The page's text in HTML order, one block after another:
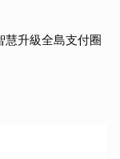
慧升級全島支付圈